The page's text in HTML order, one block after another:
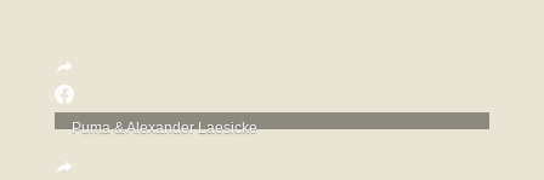
Puma & Alexander Laesicke